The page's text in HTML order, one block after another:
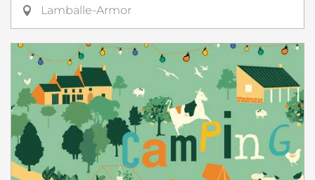
Lamballe-Armor